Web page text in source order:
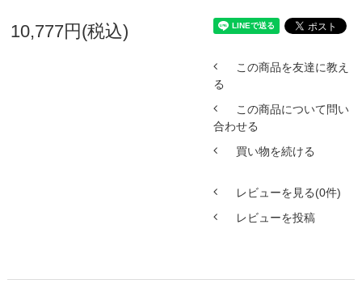
10,777円(税込)
この商品を友達に教え
る
この商品について問い
合わせる
買い物を続ける
レビューを見る(0件)
レビューを投稿